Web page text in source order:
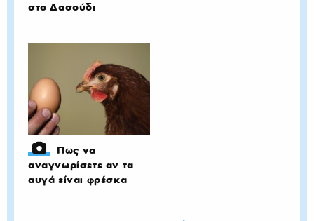
στο Δασούδι
Πως να
αναγνωρίσετε αν τα
αυγά είναι φρέσκα